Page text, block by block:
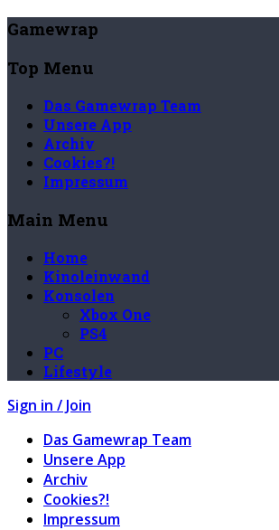
Gamewrap
Top Menu
Das Gamewrap Team
Unsere App
Archiv
Cookies?!
Impressum
Main Menu
Home
Kinoleinwand
Konsolen
Xbox One
PS4
PC
Lifestyle
Sign in / Join
Das Gamewrap Team
Unsere App
Archiv
Cookies?!
Impressum